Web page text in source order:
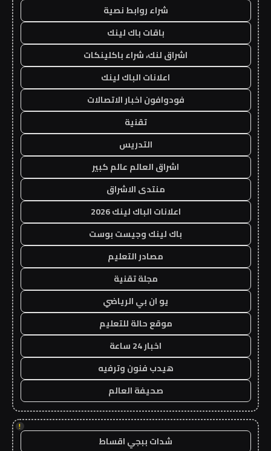
شراء روابط نصية
باقات باك لينك
اشراق لنك، شراء باكلينكات
اعلانات الباك لينك
فودوافون اخبار الاتصالات
تقنية
التدريس
اشراق العالم عالم كبير
منتدى الاشراق
اعلانات الباك لينك 2026
باك لينك وجيست بوست
مصادر التعليم
مجلة تقنية
يو ان بي الرياضي
موقع حالة للتعليم
اخبار 24 ساعة
هيدب فنون وترفيه
صحيفة العالم
!
شدات ببجي اقساط